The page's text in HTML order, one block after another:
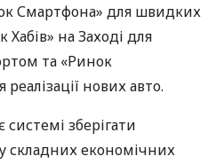
Смартфона» для швидких
на Заході для
та «Ринок
нових авто.
системі зберігати
складних економічних